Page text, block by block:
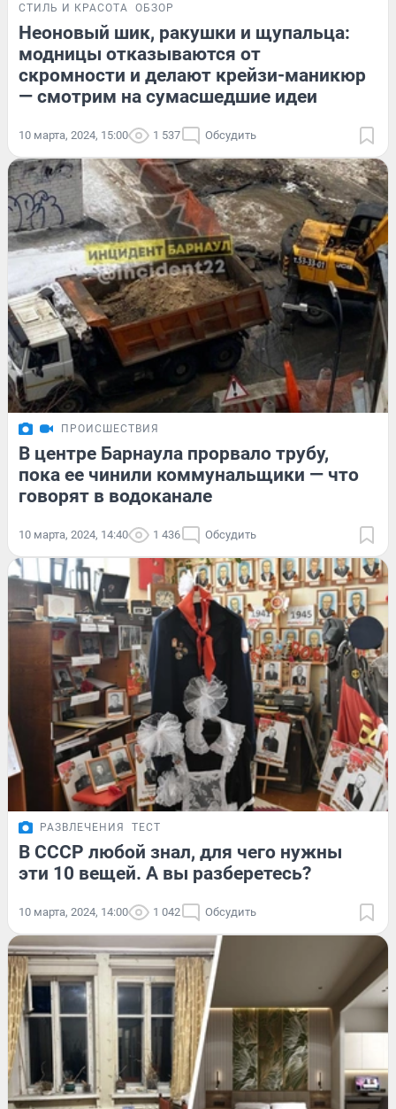
СТИЛЬ И КРАСОТА ОБЗОР
Неоновый шик, ракушки и щупальца:
модницы отказываются от
скромности и делают крейзи-маникюр
— смотрим на сумасшедшие идеи
10 марта, 2024, 15:00 1 537 Обсудить
ПРОИСШЕСТВИЯ
В центре Барнаула прорвало трубу,
пока ее чинили коммунальщики — что
говорят в водоканале
10 марта, 2024, 14:40 1 436 Обсудить
РАЗВЛЕЧЕНИЯ ТЕСТ
В СССР любой знал, для чего нужны
эти 10 вещей. А вы разберетесь?
10 марта, 2024, 14:00 1 042 Обсудить